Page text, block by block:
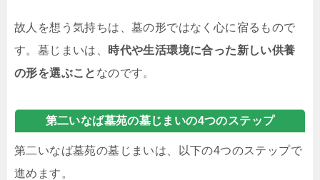
故人を想う気持ちは、墓の形ではなく心に宿るもので
す。墓じまいは、
時代や生活環境に合った新しい供養
の形を選ぶこと なのです。
第二いなば墓苑の墓じまいの4つのステップ
第二いなば墓苑の墓じまいは、以下の4つのステップで
進めます。